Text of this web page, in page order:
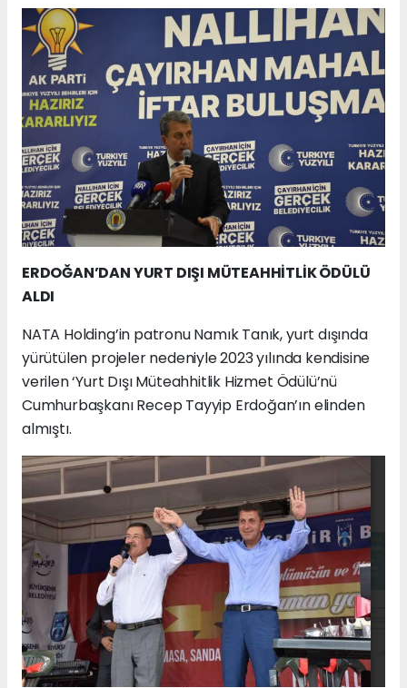
ERDOĞAN’DAN YURT DIŞI MÜTEAHHİTLİK ÖDÜLÜ
ALDI
NATA Holding’in patronu Namık Tanık, yurt dışında
yürütülen projeler nedeniyle 2023 yılında kendisine
verilen ‘Yurt Dışı Müteahhitlik Hizmet Ödülü’nü
Cumhurbaşkanı Recep Tayyip Erdoğan’ın elinden
almıştı.